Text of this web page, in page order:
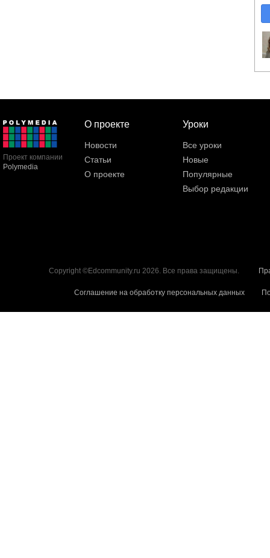
Проект компании
Polymedia
О проекте
Новости
Статьи
О проекте
Уроки
Все уроки
Новые
Популярные
Выбор редакции
Copyright ©Edcommunity.ru 2026. Все права защищены.
Соглашение на обработку персональных данных